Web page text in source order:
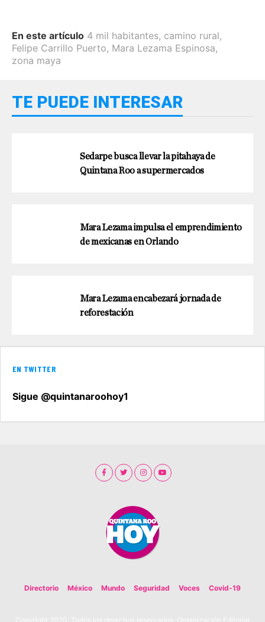
En este artículo 4 mil habitantes, camino rural,
Felipe Carrillo Puerto, Mara Lezama Espinosa,
zona maya
TE PUEDE INTERESAR
Sedarpe busca llevar la pitahaya de
Quintana Roo a supermercados
Mara Lezama impulsa el emprendimiento
de mexicanas en Orlando
Mara Lezama encabezará jornada de
reforestación
EN TWITTER
Sigue @quintanaroohoy1
Directorio México Mundo Seguridad Voces Covid-19